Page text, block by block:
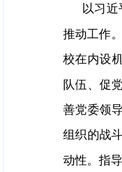
以习近
推动工作
校在内设
队伍、促
善党委领
组织的战
动性。指